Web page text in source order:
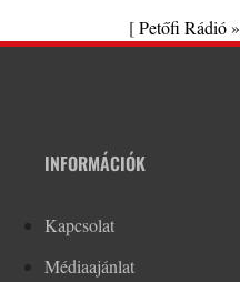
[Petőfi Rádió »
INFORMÁCIÓK
Kapcsolat
Médiaajánlat